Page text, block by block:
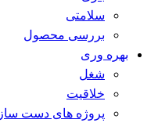
سلامتی
بررسی محصول
بهره وری
شغل
خلاقیت
پروژه های دست ساز